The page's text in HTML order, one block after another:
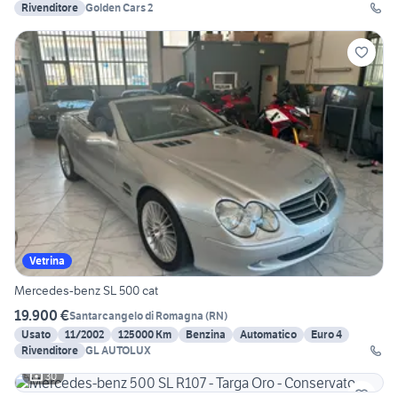
Rivenditore Golden Cars 2
Vetrina
Mercedes-benz SL 500 cat
19.900 €Santarcangelo di Romagna (RN)
Usato
11/2002 125000 Km Benzina Automatico
Euro 4
Rivenditore GL AUTOLUX
30